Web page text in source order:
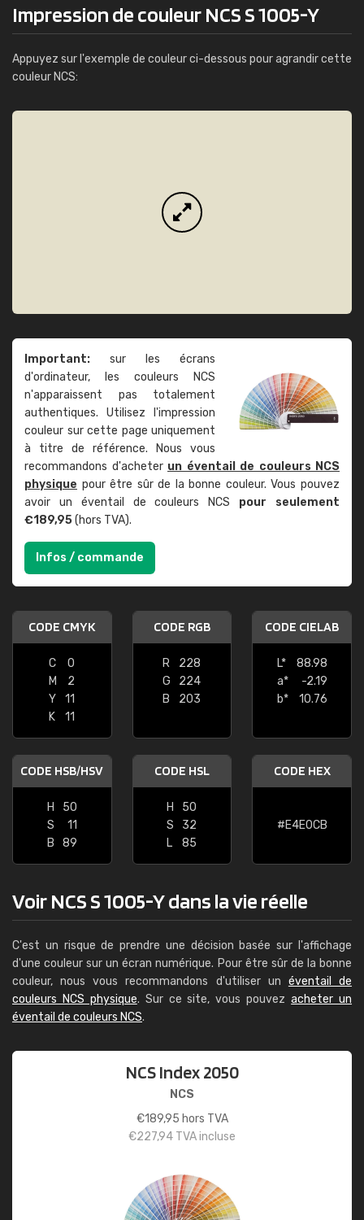
Impression de couleur NCS S 1005-Y
Appuyez sur l'exemple de couleur ci-dessous pour agrandir cette
couleur NCS:
Important: sur les écrans
d'ordinateur, les couleurs NCS
n'apparaissent pas totalement
authentiques. Utilisez l'impression
couleur sur cette page uniquement
à titre de référence. Nous vous
recommandons d'acheter un éventail de couleurs NCS
physique pour être sûr de la bonne couleur. Vous pouvez
avoir un éventail de couleurs NCS pour seulement
€189,95(hors TVA).
Infos / commande
CODE CMYK
C
0
M
2
Y
11
K
11
CODE RGB
R
228
G
224
B
203
CODE CIELAB
L*
88.98
a*
-2.19
b*
10.76
CODE HSB/HSV
H
50
S
11
B
89
CODE HSL
H
50
S
32
L
85
CODE HEX
#E4E0CB
Voir NCS S 1005-Y dans la vie réelle
C'est un risque de prendre une décision basée sur l'affichage
d'une couleur sur un écran numérique. Pour être sûr de la bonne
couleur, nous vous recommandons d'utiliser un éventail de
couleurs NCS physique. Sur ce site, vous pouvezacheter un
éventail de couleurs NCS.
NCS Index 2050
NCS
€189,95 hors TVA
€227,94 TVA incluse